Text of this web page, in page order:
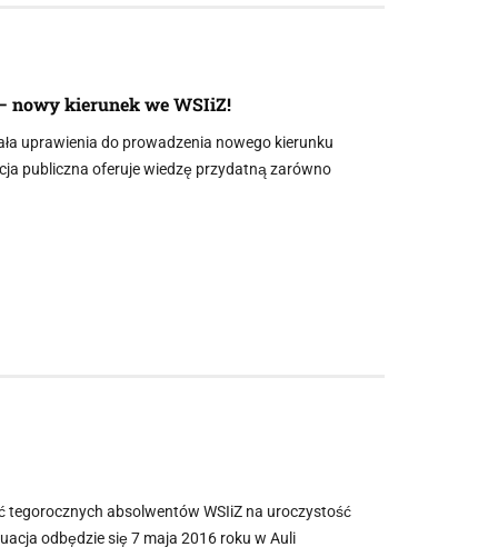
nowy kierunek we WSIiZ!
uprawienia do prowadzenia nowego kierunku
publiczna oferuje wiedzę przydatną zarówno
absolwentów WSIiZ na uroczystość
odbędzie się 7 maja 2016 roku w Auli